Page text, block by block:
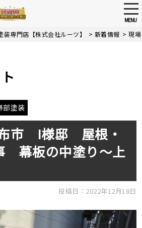
MENU
専門店【株式会社ルーツ】 > 新着情報 >現
部塗装
市 I様邸 屋根・
幕板の中塗り～上
投稿日：2022年12月18日